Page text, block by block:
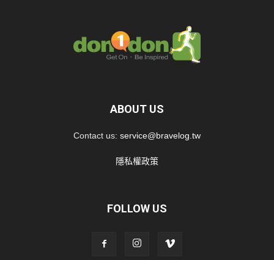
ABOUT US
Contact us: service@bravelog.tw
隱私權政策
FOLLOW US